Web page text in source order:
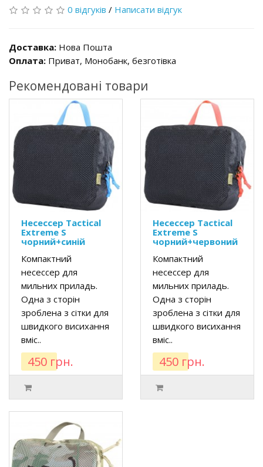
0 відгуків / Написати відгук
Доставка: Нова Пошта
Оплата: Приват, Монобанк, безготівка
Рекомендовані товари
Несессер Tactical
Extreme S
чорний+синій
Компактний
несессер для
мильних приладь.
Одна з сторін
зроблена з сітки для
швидкого висихання
вміс..
450 грн.
Несессер Tactical
Extreme S
чорний+червоний
Компактний
несессер для
мильних приладь.
Одна з сторін
зроблена з сітки для
швидкого висихання
вміс..
450 грн.